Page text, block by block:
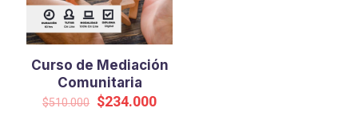
Curso de Mediación
Comunitaria
$510.000 Original
$234.000Current